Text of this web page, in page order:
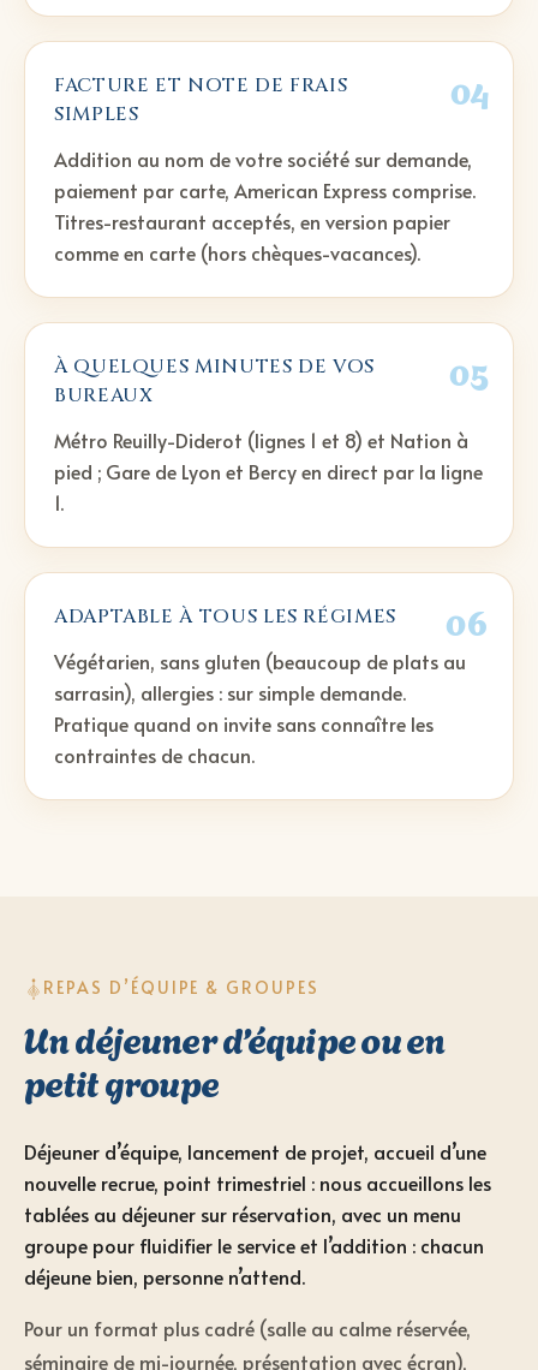
04
FACTURE ET NOTE DE FRAIS
SIMPLES
Addition au nom de votre société sur demande,
paiement par carte, American Express comprise.
Titres-restaurant acceptés, en version papier
comme en carte (hors chèques-vacances).
05
À QUELQUES MINUTES DE VOS
BUREAUX
Métro Reuilly-Diderot (lignes 1 et 8) et Nation à
pied ; Gare de Lyon et Bercy en direct par la ligne
1.
06
ADAPTABLE À TOUS LES RÉGIMES
Végétarien, sans gluten (beaucoup de plats au
sarrasin), allergies : sur simple demande.
Pratique quand on invite sans connaître les
contraintes de chacun.
REPAS D’ÉQUIPE & GROUPES
Un déjeuner d’équipe ou en
petit groupe
Déjeuner d’équipe, lancement de projet, accueil d’une
nouvelle recrue, point trimestriel : nous accueillons les
tablées au déjeuner sur réservation, avec un menu
groupe pour fluidifier le service et l’addition : chacun
déjeune bien, personne n’attend.
Pour un format plus cadré (salle au calme réservée,
séminaire de mi-journée, présentation avec écran),